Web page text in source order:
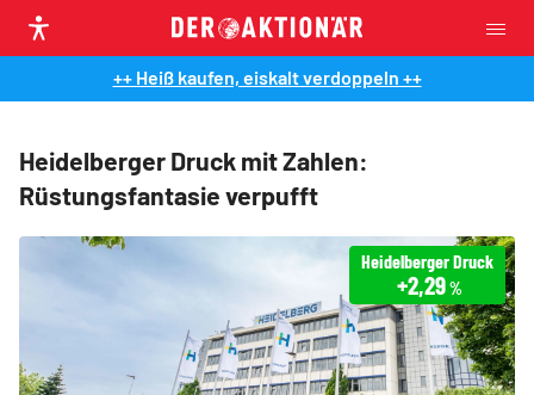
++ Heiß kaufen, eiskalt verdoppeln ++
Heidelberger Druck mit Zahlen:
Rüstungsfantasie verpufft
Heidelberger Druck
+2,29%